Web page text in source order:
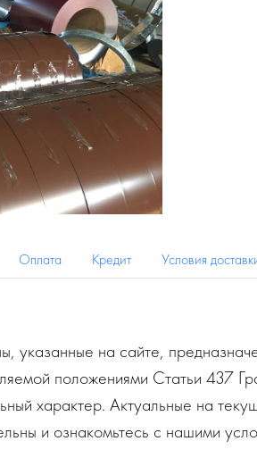
Оплата Кредит Условия
указанные на сайте,
положениями Статьи 437
характер. Актуальные на
и ознакомьтесь с нашими